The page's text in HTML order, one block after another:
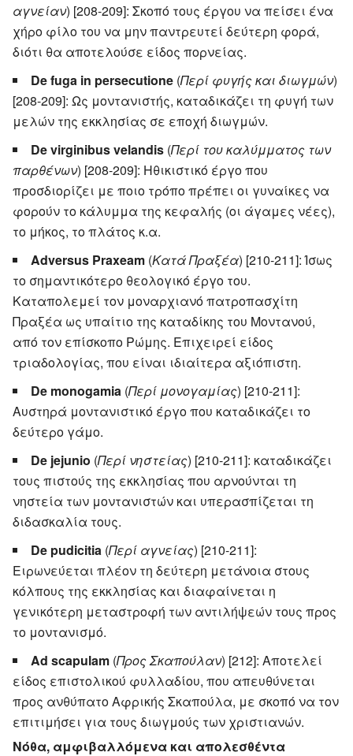
αγνείαν) [208-209]: Σκοπό τους έργου να πείσει ένα
χήρο φίλο του να μην παντρευτεί δεύτερη φορά,
διότι θα αποτελούσε είδος πορνείας.
De fuga in persecutione (Περί φυγής και διωγμών)
[208-209]: Ως μοντανιστής, καταδικάζει τη φυγή των
μελών της εκκλησίας σε εποχή διωγμών.
De virginibus velandis (Περί του καλύμματος των
παρθένων) [208-209]: Ηθικιστικό έργο που
προσδιορίζει με ποιο τρόπο πρέπει οι γυναίκες να
φορούν το κάλυμμα της κεφαλής (οι άγαμες νέες),
το μήκος, το πλάτος κ.α.
Adversus Praxeam (Κατά Πραξέα) [210-211]: Ίσως
το σημαντικότερο θεολογικό έργο του.
Καταπολεμεί τον μοναρχιανό πατροπασχίτη
Πραξέα ως υπαίτιο της καταδίκης του Μοντανού,
από τον επίσκοπο Ρώμης. Επιχειρεί είδος
τριαδολογίας, που είναι ιδιαίτερα αξιόπιστη.
De monogamia (Περί μονογαμίας) [210-211]:
Αυστηρά μοντανιστικό έργο που καταδικάζει το
δεύτερο γάμο.
De jejunio (Περί νηστείας) [210-211]: καταδικάζει
τους πιστούς της εκκλησίας που αρνούνται τη
νηστεία των μοντανιστών και υπερασπίζεται τη
διδασκαλία τους.
De pudicitia (Περί αγνείας) [210-211]:
Ειρωνεύεται πλέον τη δεύτερη μετάνοια στους
κόλπους της εκκλησίας και διαφαίνεται η
γενικότερη μεταστροφή των αντιλήψεών τους προς
το μοντανισμό.
Ad scapulam (Προς Σκαπούλαν) [212]: Αποτελεί
είδος επιστολικού φυλλαδίου, που απευθύνεται
προς ανθύπατο Αφρικής Σκαπούλα, με σκοπό να τον
επιτιμήσει για τους διωγμούς των χριστιανών.
Νόθα, αμφιβαλλόμενα και απολεσθέντα